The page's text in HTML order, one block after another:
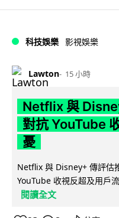
科技娛樂 影視娛樂
Lawton 15 小時
Netflix 與
對抗 YouTube
憂
Netflix 與 Disney+ 傳評估
YouTube 收視反超及用戶
閱讀全文